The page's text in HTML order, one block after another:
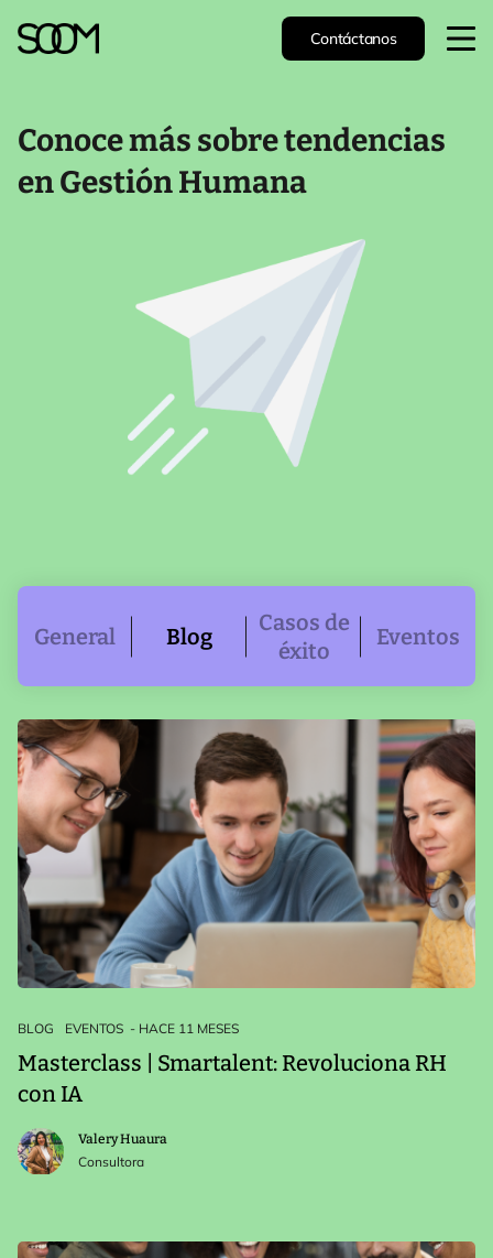
Contáctanos
Conoce más sobre tendencias
en Gestión Humana
General Blog
Casos de
éxito
Eventos
BLOG EVENTOS - HACE 11 MESES
Masterclass | Smartalent: Revoluciona RH
con IA
Valery Huaura
Consultora